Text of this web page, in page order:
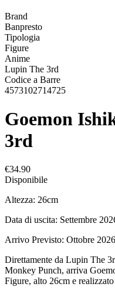
Brand
Banpresto
Tipologia
Figure
Anime
Lupin The 3rd
Codice a Barre
4573102714725
Goemon
3rd
€34.90
Disponibile
Altezza: 26cm
Data di uscita: Settembre
Arrivo Previsto: Ottobre 2026
Direttamente da Lupin The
Monkey Punch, arriva
Figure, alto 26cm e